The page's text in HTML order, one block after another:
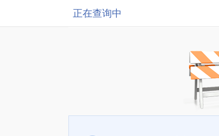
正在查询中